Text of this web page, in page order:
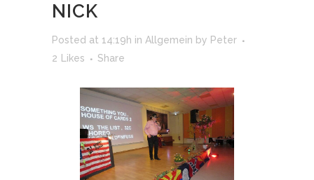
NICK
Posted at 14:19h in Allgemein by Peter
2
Likes Share